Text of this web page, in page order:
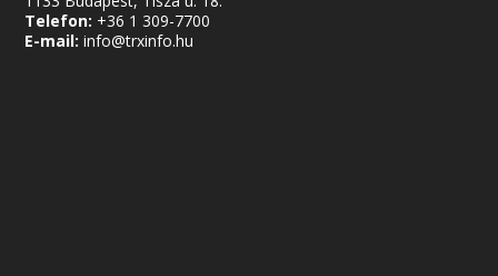
Telefon: +36 1 309-7700
E-mail: info@trxinfo.hu